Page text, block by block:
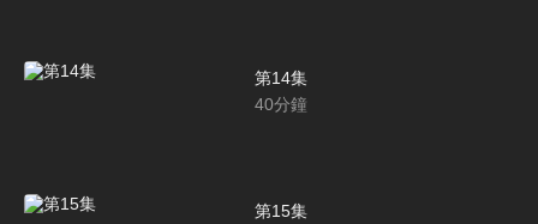
第14集
40分鐘
第15集